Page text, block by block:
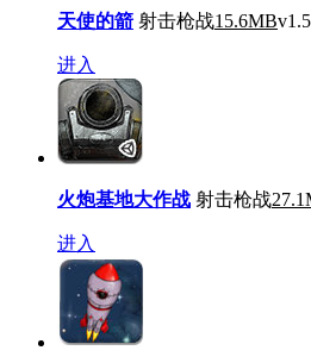
天使的箭 射击枪战15.6MB
进入
火炮基地大作战 射击枪战
进入